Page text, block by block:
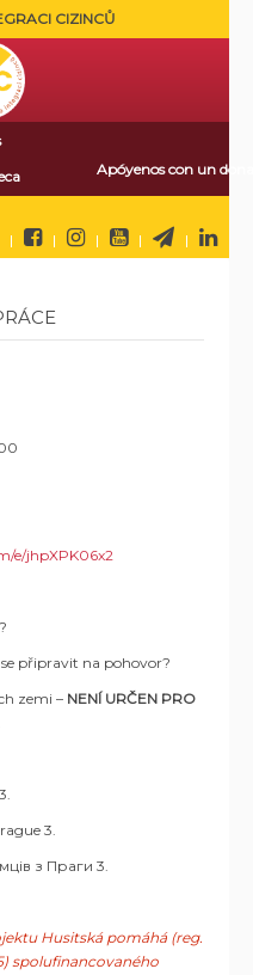
CIZINCŮ
Apóyenos con un
e/jhpXPK06x2
připravit na pohovor?
zemi – NENÍ URČEN PRO
3.
з Праги 3.
Husitská pomáhá (reg.
spolufinancovaného